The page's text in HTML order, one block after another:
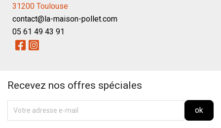
31200 Toulouse
contact@la-maison-pollet.com
05 61 49 43 91
Recevez nos offres spéciales